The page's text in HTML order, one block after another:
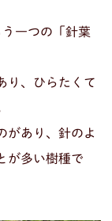
一つの「針葉
り、ひらたくて
があり、針のよ
が多い樹種で